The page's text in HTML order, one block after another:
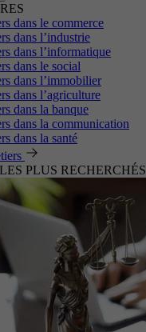
dans le commerce
dans l’industrie
dans l’informatique
dans le social
dans l’immobilier
dans l’agriculture
dans la banque
dans la communication
dans la santé
PLUS RECHERCHÉS